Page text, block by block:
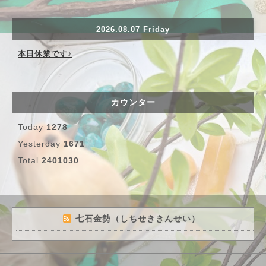
2026.08.07 Friday
本日休業です♪
カウンター
Today 1278
Yesterday 1671
Total 2401030
七石金勢（しちせききんせい）